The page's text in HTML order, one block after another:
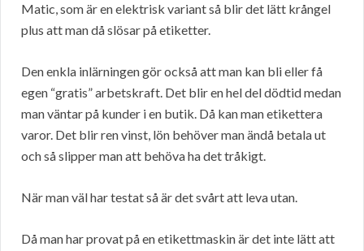
Matic, som är en elektrisk variant så blir det lätt krångel
plus att man då slösar på etiketter.
Den enkla inlärningen gör också att man kan bli eller få
egen “gratis” arbetskraft. Det blir en hel del dödtid medan
man väntar på kunder i en butik. Då kan man etikettera
varor. Det blir ren vinst, lön behöver man ändå betala ut
och så slipper man att behöva ha det tråkigt.
När man väl har testat så är det svårt att leva utan.
Då man har provat på en etikettmaskin är det inte lätt att